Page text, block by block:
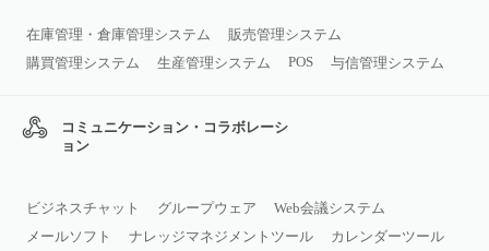
在庫管理・倉庫管理システム
販売管理システム
購買管理システム
生産管理システム POS 与信管理システム
コミュニケーション・コラボレーシ
ョン
ビジネスチャット グループウェア
Web会議システム
メールソフト
ナレッジマネジメントツール
カレンダーツール